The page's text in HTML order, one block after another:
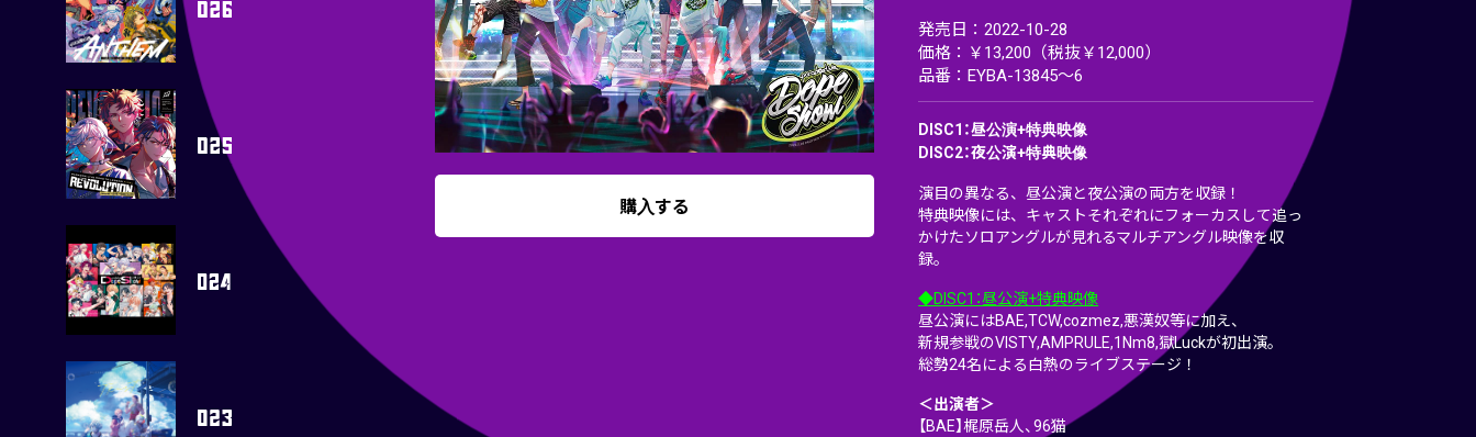
購入する
発売日：2022-10-28
価格：￥13,200（税抜￥12,000）
品番：EYBA-13845～6
DISC1：昼公演+特典映像
DISC2：夜公演+特典映像
演目の異なる、昼公演と夜公演の両方を収録！
特典映像には、キャストそれぞれにフォーカスして追っ
かけたソロアングルが見れるマルチアングル映像を収
録。
◆DISC1：昼公演+特典映像
昼公演にはBAE,TCW,cozmez,悪漢奴等に加え、
新規参戦のVISTY,AMPRULE,1Nm8,獄Luckが初出演。
総勢24名による白熱のライブステージ！
＜出演者＞
【BAE】梶原岳人、96猫